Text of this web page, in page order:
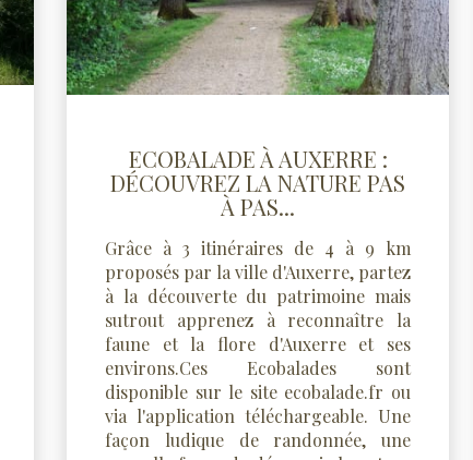
ECOBALADE À AUXERRE :
DÉCOUVREZ LA NATURE PAS
À PAS...
Grâce à 3 itinéraires de 4 à 9 km
proposés par la ville d'Auxerre, partez
à la découverte du patrimoine mais
sutrout apprenez à reconnaître la
faune et la flore d'Auxerre et ses
environs.Ces Ecobalades sont
disponible sur le site ecobalade.fr ou
via l'application téléchargeable. Une
façon ludique de randonnée, une